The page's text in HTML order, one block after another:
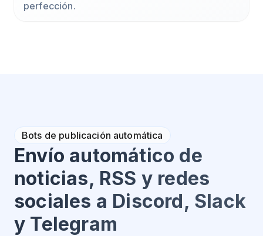
perfección.
Bots de publicación automática
Envío automático de
noticias, RSS y redes
sociales a Discord, Slack
y Telegram